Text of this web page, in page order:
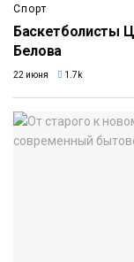
Спорт
Баскетболисты
Белова
22 июня 1.7k